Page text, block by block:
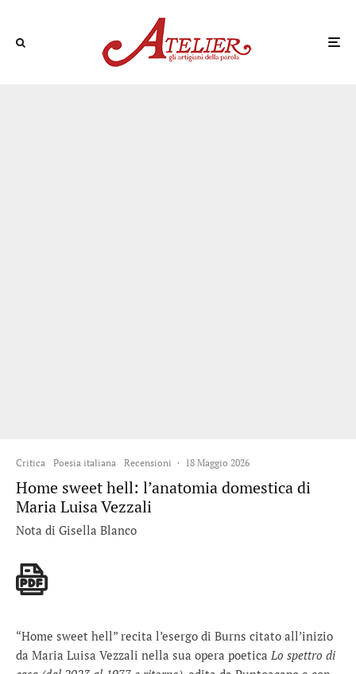
Critica Poesia italiana Recensioni · 18 Maggio 2026
Home sweet hell: l’anatomia domestica di
Maria Luisa Vezzali
Nota di Gisella Blanco
“Home sweet hell” recita l’esergo di Burns citato all’inizio
da Maria Luisa Vezzali nella sua opera poetica Lo spettro di